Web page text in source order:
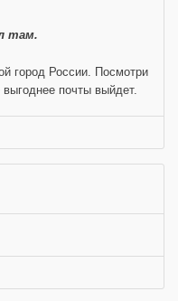
там.
город России. Посмотри
почты выйдет.